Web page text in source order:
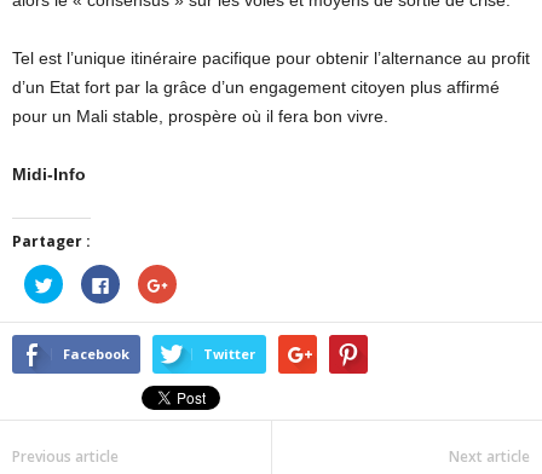
Tel est l’unique itinéraire pacifique pour obtenir l’alternance au profit
d’un Etat fort par la grâce d’un engagement citoyen plus affirmé
pour un Mali stable, prospère où il fera bon vivre.
Midi-Info
Partager :
Cliquez
pour
partager
sur
Twitter(ouvre
dans
Cliquez
pour
partager
sur
Facebook(ouvre
dans
nouvelle
fenêtre)
Cliquez
pour
sur
Google+
(ouvre
dans
une
nouvelle
fenêtre)
Facebook Twitter
Previous article Next article